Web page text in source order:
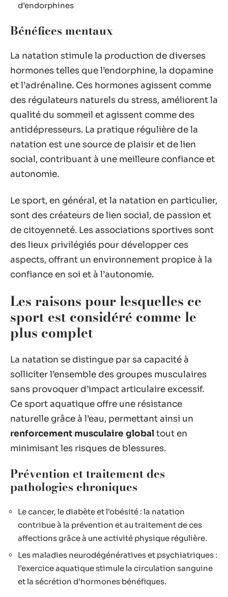
d’endorphines
Bénéfices mentaux
La natation stimule la production de diverses
hormones telles que l’endorphine, la dopamine
et l’adrénaline. Ces hormones agissent comme
des régulateurs naturels du stress, améliorent la
qualité du sommeil et agissent comme des
antidépresseurs. La pratique régulière de la
natation est une source de plaisir et de lien
social, contribuant à une meilleure confiance et
autonomie.
Le sport, en général, et la natation en particulier,
sont des créateurs de lien social, de passion et
de citoyenneté. Les associations sportives sont
des lieux privilégiés pour développer ces
aspects, offrant un environnement propice à la
confiance en soi et à l’autonomie.
Les raisons pour lesquelles ce
sport est considéré comme le
plus complet
La natation se distingue par sa capacité à
solliciter l’ensemble des groupes musculaires
sans provoquer d’impact articulaire excessif.
Ce sport aquatique offre une résistance
naturelle grâce à l’eau, permettant ainsi un
renforcement musculaire globaltout en
minimisant les risques de blessures.
Prévention et traitement des
pathologies chroniques
Le cancer, le diabète et l’obésité : la natation
contribue à la prévention et au traitement de ces
affections grâce à une activité physique régulière.
Les maladies neurodégénératives et psychiatriques :
l’exercice aquatique stimule la circulation sanguine
et la sécrétion d’hormones bénéfiques.